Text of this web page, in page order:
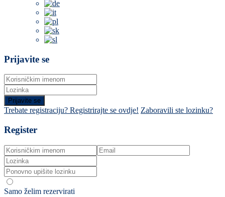
Prijavite se
Prijavite se
Trebate registraciju? Registrirajte se ovdje! Zaboravili ste lozinku?
Register
Samo želim rezervirati